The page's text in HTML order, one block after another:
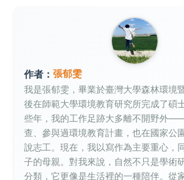
作者： 張郁雯
我是張郁雯，畢業於臺灣大學森林環境
後在師範大學環境教育研究所完成了碩
些年，我的工作足跡大多離不開野外
查、參與過環境教育計畫，也在國家公
說志工。現在，我以寫作為主要重心，
子的母親。對我來說，自然不只是學術
分類，它更像是生活裡的一種陪伴。從